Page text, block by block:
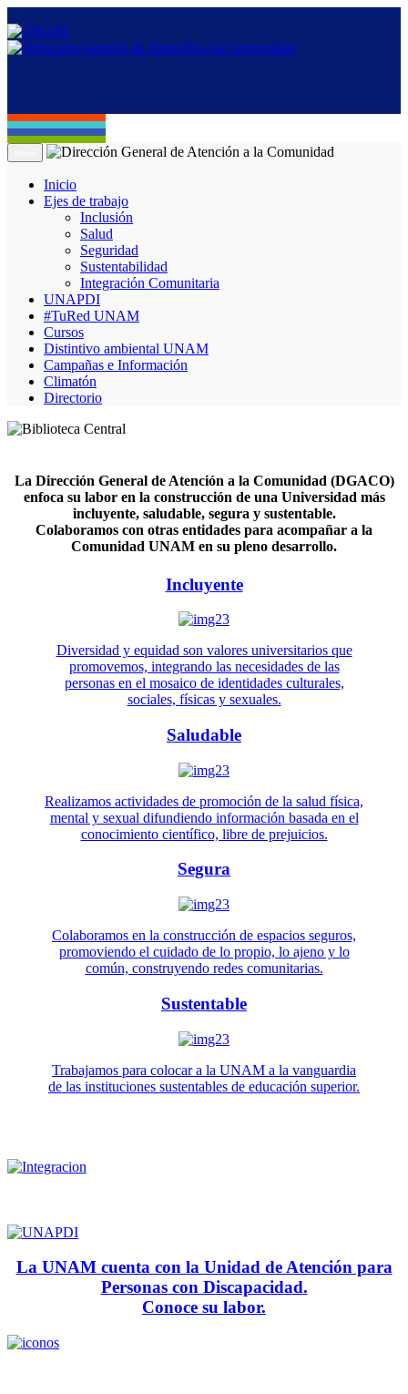
Inicio
Ejes de trabajo
Inclusión
Salud
Seguridad
Sustentabilidad
Integración Comunitaria
UNAPDI
#TuRed UNAM
Cursos
Distintivo ambiental UNAM
Campañas e Información
Climatón
Directorio
La Dirección General de Atención a la Comunidad (DGACO)
enfoca su labor en la construcción de una Universidad más
incluyente, saludable, segura y sustentable.
Colaboramos con otras entidades para acompañar a la
Comunidad UNAM en su pleno desarrollo.
Incluyente
Diversidad y equidad son valores universitarios que
promovemos, integrando las necesidades de las
personas en el mosaico de identidades culturales,
sociales, físicas y sexuales.
Saludable
Realizamos actividades de promoción de la salud física,
mental y sexual difundiendo información basada en el
conocimiento científico, libre de prejuicios.
Segura
Colaboramos en la construcción de espacios seguros,
promoviendo el cuidado de lo propio, lo ajeno y lo
común, construyendo redes comunitarias.
Sustentable
Trabajamos para colocar a la UNAM a la vanguardia
de las instituciones sustentables de educación superior.
La UNAM cuenta con la Unidad de Atención para
Personas con Discapacidad.
Conoce su labor.